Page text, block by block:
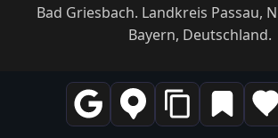
Bad Griesbach. Landkreis Passau,
Bayern, Deutschland.